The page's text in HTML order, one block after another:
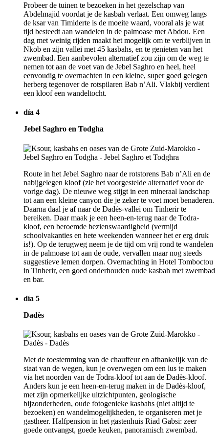
Probeer de tuinen te bezoeken in het gezelschap van
Abdelmajid voordat je de kasbah verlaat. Een omweg langs
de ksar van Timiderte is de moeite waard, vooral als je wat
tijd besteedt aan wandelen in de palmoase met Abdou. Een
dag met weinig rijden maakt het mogelijk om te verblijven in
Nkob en zijn vallei met 45 kasbahs, en te genieten van het
zwembad. Een aanbevolen alternatief zou zijn om de weg te
nemen tot aan de voet van de Jebel Saghro en heel, heel
eenvoudig te overnachten in een kleine, super goed gelegen
herberg tegenover de rotspilaren Bab n’Ali. Vlakbij verdient
een kloof een wandeltocht.
día 4
Jebel Saghro en Todgha
Route in het Jebel Saghro naar de rotstorens Bab n’Ali en de
nabijgelegen kloof (zie het voorgestelde alternatief voor de
vorige dag). De nieuwe weg stijgt in een mineraal landschap
tot aan een kleine canyon die je zeker te voet moet benaderen.
Daarna daal je af naar de Dadès-vallei om Tinherir te
bereiken. Daar maak je een heen-en-terug naar de Todra-
kloof, een beroemde bezienswaardigheid (vermijd
schoolvakanties en hete weekenden wanneer het er erg druk
is!). Op de terugweg neem je de tijd om vrij rond te wandelen
in de palmoase tot aan de oude, vervallen maar nog steeds
suggestieve lemen dorpen. Overnachting in Hotel Tomboctou
in Tinherir, een goed onderhouden oude kasbah met zwembad
en bar.
día 5
Dadès
Met de toestemming van de chauffeur en afhankelijk van de
staat van de wegen, kun je overwegen om een lus te maken
via het noorden van de Todra-kloof tot aan de Dadès-kloof.
Anders kun je een heen-en-terug maken in de Dadès-kloof,
met zijn opmerkelijke uitzichtpunten, geologische
bijzonderheden, oude fotogenieke kasbahs (niet altijd te
bezoeken) en wandelmogelijkheden, te organiseren met je
gastheer. Halfpension in het gastenhuis Riad Gabsi: zeer
goede ontvangst, goede keuken, panoramisch zwembad.